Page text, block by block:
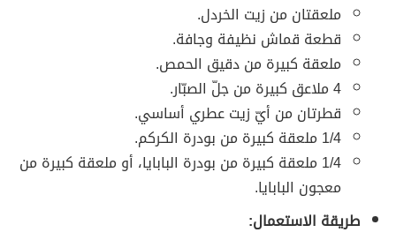
ملعقتان من زيت الخردل.
قطعة قماش نظيفة وجافة.
ملعقة كبيرة من دقيق الحمص.
4 ملاعق كبيرة من جلّ الصبّار.
قطرتان من أيّ زيت عطري أساسي.
1/4 ملعقة كبيرة من بودرة الكركم.
1/4 ملعقة كبيرة من بودرة البابايا، أو ملعقة كبيرة من
معجون البابايا.
طريقة الاستعمال: